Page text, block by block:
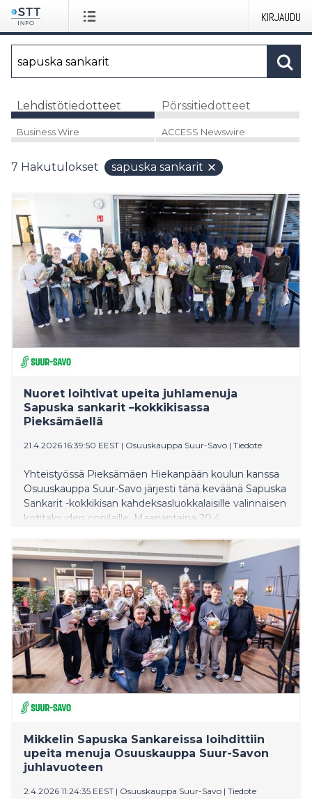
KIRJAUDU
Lehdistötiedotteet Pörssitiedotteet
Business Wire ACCESS Newswire
7 Hakutulokset sapuska sankarit
Nuoret loihtivat upeita juhlamenuja
Sapuska sankarit –kokkikisassa
Pieksämäellä
21.4.2026 16:39:50 EEST | Osuuskauppa Suur-Savo | Tiedote
Yhteistyössä Pieksämäen Hiekanpään koulun kanssa
Osuuskauppa Suur-Savo järjesti tänä keväänä Sapuska
Sankarit -kokkikisan kahdeksasluokkalaisille valinnaisen
kotitalouden oppilaille. Maanantaina 20.4.
juhlamenuja, hienoja onnistumisia ja aitoa innostusta
ruoanlaittoa kohtaan. Kokkikisan voittajajoukkue
palkittiin kesätyöpaikoilla.
​​Mikkelin Sapuska Sankareissa loihdittiin
upeita menuja Osuuskauppa Suur-Savon
juhlavuoteen​
2.4.2026 11:24:35 EEST | Osuuskauppa Suur-Savo | Tiedote